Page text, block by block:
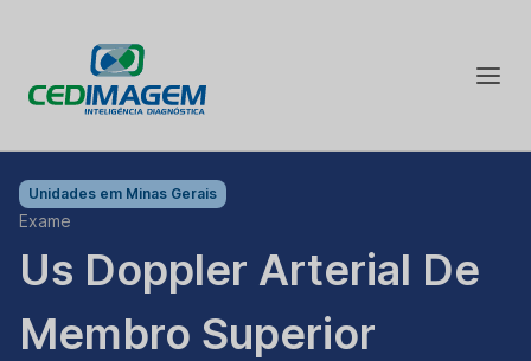
Unidades em Minas Gerais
Exame
Us Doppler Arterial De
Membro Superior